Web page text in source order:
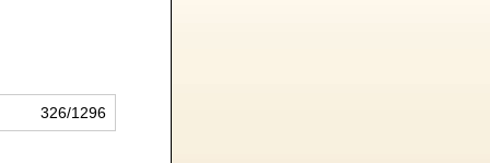
326/1296